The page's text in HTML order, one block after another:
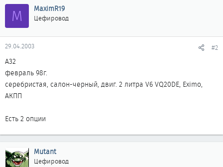
M MaximR19
Цефировод
29.04.2003 #2
А32
февраль 98г.
серебристая, салон-черный, двиг. 2 литра V6 VQ20DE, Eximo,
АКПП
Есть 2 опции
Mutant
Цефировод